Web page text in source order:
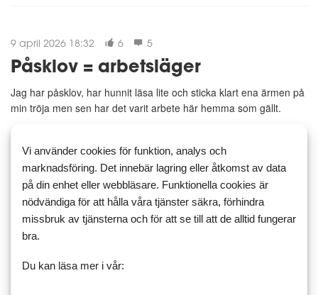
9 april 2026 18:32 6 5
Påsklov = arbetsläger
Jag har påsklov, har hunnit läsa lite och sticka klart ena ärmen på
min tröja men sen har det varit arbete här hemma som gällt.
att rensa avloppet under grovdiskbänken, ett gra...
allmänt
allmänt bakat
Vi använder cookies för funktion, analys och
marknadsföring. Det innebär lagring eller åtkomst av data
på din enhet eller webbläsare. Funktionella cookies är
nödvändiga för att hålla våra tjänster säkra, förhindra
missbruk av tjänsterna och för att se till att de alltid fungerar
bra.
Du kan läsa mer i vår: